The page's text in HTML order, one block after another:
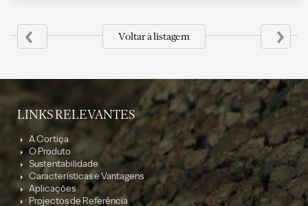
‹ Voltar à listagem ›
LINKS RELEVANTES
A Cortiça
O Produto
Sustentabilidade
Características e Vantagens
Aplicações
Projectos de Referência